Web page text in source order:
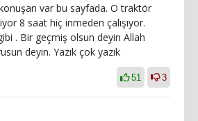
var bu sayfada. O traktör
8 saat hiç inmeden çalışıyor.
gibi . Bir geçmiş olsun deyin Allah
deyin. Yazık çok yazık
51 3